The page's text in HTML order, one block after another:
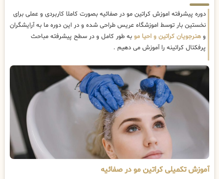
دوره پیشرفته اموزش کراتین مو در صفائیه بصورت کاملا کاربردی و عملی برای
نخستین بار توسط اموزشگاه عریس طراحی شده و در این دوره ما به آرایشگران
و هنرجویان کراتین و احیا مو به طور کامل و در سطح پیشرفته مباحث
پرفکتال کراتینه را آموزش می دهیم .
آموزش تکمیلی کراتین مو در صفائیه